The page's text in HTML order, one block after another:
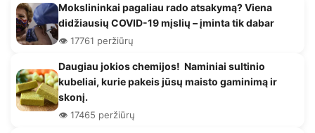
Mokslininkai pagaliau rado atsakymą? Viena
didžiausių COVID-19 mįslių – įminta tik dabar
👁️ 17761 peržiūrų
Daugiau jokios chemijos! Naminiai sultinio
kubeliai, kurie pakeis jūsų maisto gaminimą ir
skonį.
👁️ 17465 peržiūrų